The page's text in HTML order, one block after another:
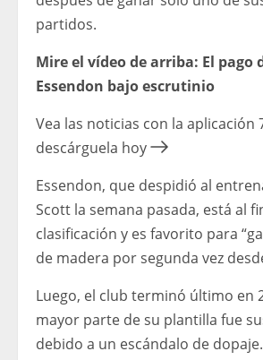
partidos.
Mire el vídeo de arriba: El pago
Essendon bajo escrutinio
Vea las noticias con la aplicación
descárguela hoy
Essendon, que despidió al
Scott la semana pasada, está al
clasificación y es favorito para
de madera por segunda vez
Luego, el club terminó último en
mayor parte de su plantilla fue
debido a un escándalo de dopaje.